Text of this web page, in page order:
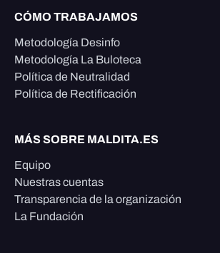
CÓMO TRABAJAMOS
Metodología Desinfo
Metodología La Buloteca
Política de Neutralidad
Política de Rectificación
MÁS SOBRE MALDITA.ES
Equipo
Nuestras cuentas
Transparencia de la organización
La Fundación